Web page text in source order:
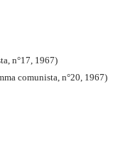
n°17, 1967)
comunista, n°20, 1967)